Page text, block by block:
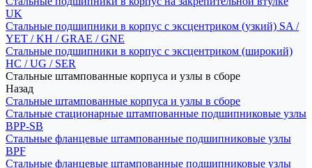
UK
Стальные подшипники в корпус с эксцентриком (узкий) SA /
YET / KH / GRAE / GNE
Стальные подшипники в корпус с эксцентриком (широкий)
HC / UG / SER
Стальные штампованные корпуса и узлы в сборе
Назад
Стальные штампованные корпуса и узлы в сборе
Стальные стационарные штампованные подшипниковые узлы
BPP-SB
Стальные фланцевые штампованные подшипниковые узлы
BPF
Стальные фланцевые штампованные подшипниковые узлы